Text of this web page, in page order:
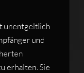
unentgeltlich
und
erhalten. Sie